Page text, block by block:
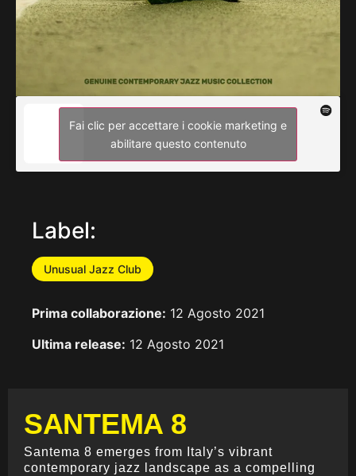
Fai clic per accettare i cookie marketing e
abilitare questo contenuto
Label:
Unusual Jazz Club
Prima collaborazione: 12 Agosto 2021
Ultima release: 12 Agosto 2021
SANTEMA 8
Santema 8 emerges from Italy’s vibrant
contemporary jazz landscape as a compelling